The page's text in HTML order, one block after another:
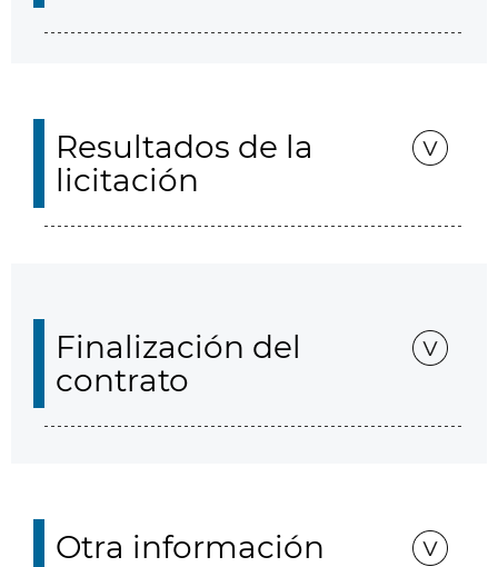
Resultados de la
licitación
Finalización del
contrato
Otra información